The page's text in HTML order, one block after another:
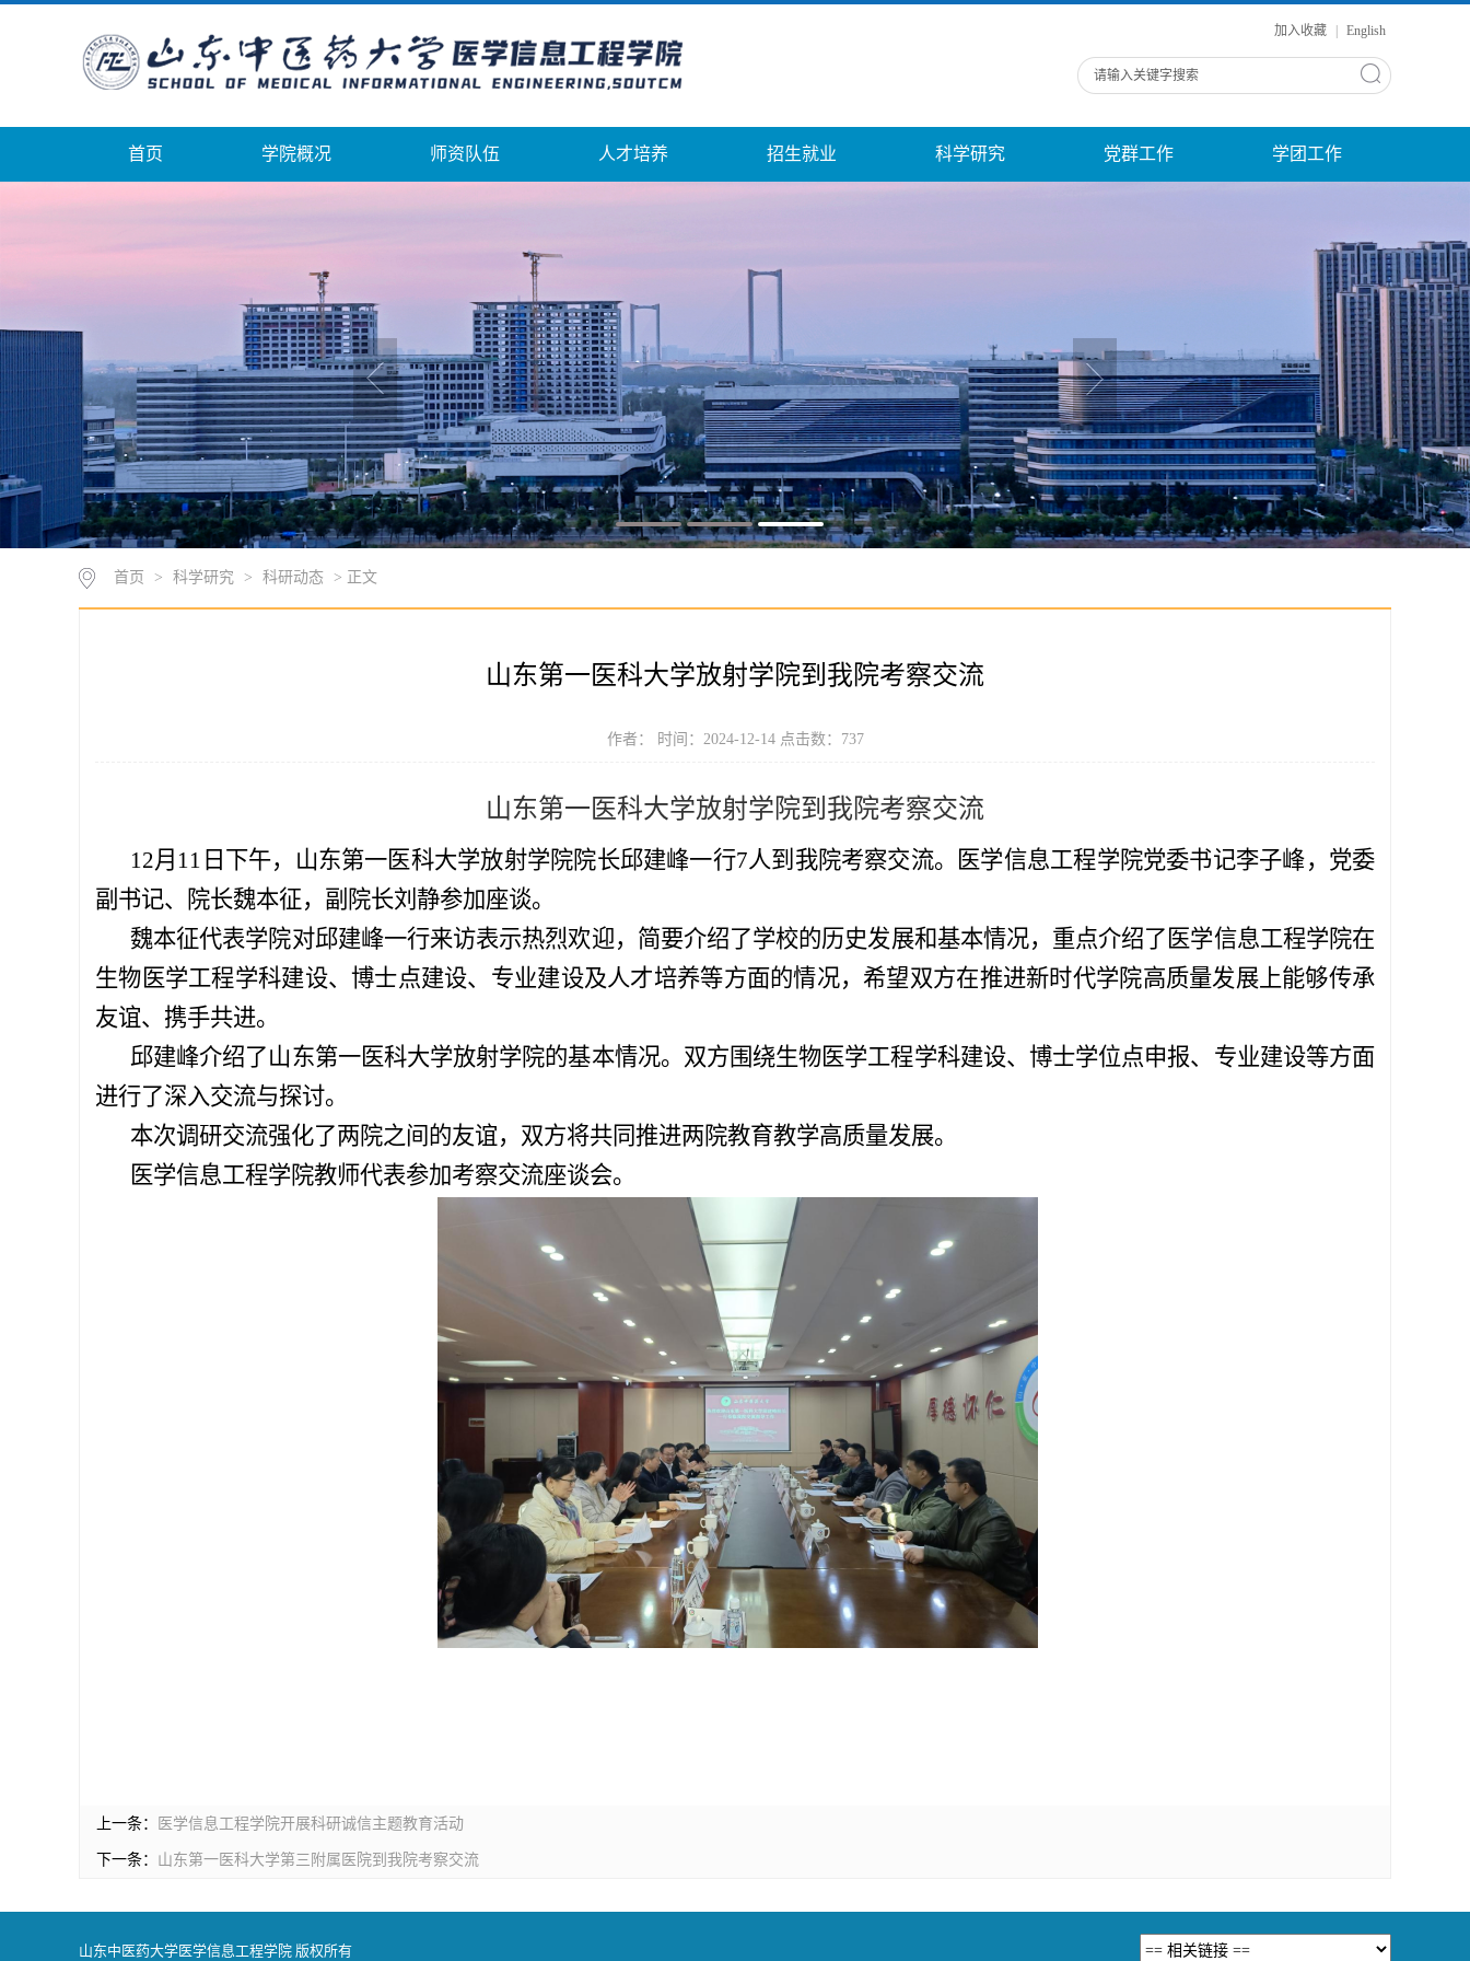
加入收藏 English
首页 学院概况 师资队伍 人才培养 招生就业 科学研究 党群工作 学团工作
首页 > 科学研究 > 科研动态 > 正文
山东第一医科大学放射学院到我院考察交流
作者： 时间：2024-12-14 点击数： 737
山东第一医科大学放射学院到我院考察交流
12月11日下午，山东第一医科大学放射学院院长邱建峰一行7人到我院考察交流。医学信息工程学院党委书记李子峰，党委
副书记、院长魏本征，副院长刘静参加座谈。
魏本征代表学院对邱建峰一行来访表示热烈欢迎，简要介绍了学校的历史发展和基本情况，重点介绍了 医学信息工程学院在
生物医学工程学科建设、博士点建设、专业建设及人才培养等方面的情况， 希望双方在推进新时代学院高质量发展上能够传承
友谊、携手共进。
邱建峰介绍了山东第一医科大学放射学院的基本情况。双方围绕生物医学工程学科建设、博士学位点申报、专业建设等方面
进行了深入交流与探讨。
本次调研交流强化了两院之间的友谊，双方将共同推进两院教育教学高质量发展。
医学信息工程学院教师代表参加考察交流座谈会。
上一条： 医学信息工程学院开展科研诚信主题教育活动
下一条： 山东第一医科大学第三附属医院到我院考察交流
山东中医药大学医学信息工程学院 版权所有